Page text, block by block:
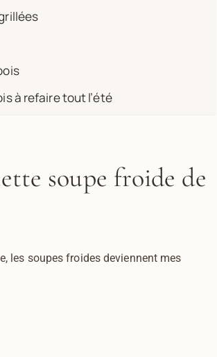
à refaire tout l’été
soupe froide de
les soupes froides deviennent mes